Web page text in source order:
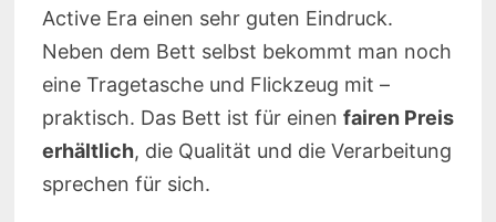
Active Era einen sehr guten Eindruck.
Neben dem Bett selbst bekommt man noch
eine Tragetasche und Flickzeug mit –
praktisch. Das Bett ist für einen fairen Preis
erhältlich, die Qualität und die Verarbeitung
sprechen für sich.